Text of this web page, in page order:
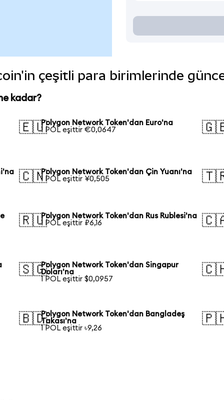
çeşitli para birimlerinde
kadar?
🇪🇺Polygon Network Token'dan Euro'na
1 POL eşittir €0,0647
🇨🇳Polygon Network Token'dan Çin Yuanı'na
1 POL eşittir ¥0,505
🇷🇺Polygon Network Token'dan Rus Rublesi'na
1 POL eşittir ₽6,16
🇸🇬Polygon Network Token'dan Singapur
Doları'na
1 POL eşittir $0,0957
🇧🇩Polygon Network Token'dan Bangladeş
Takası'na
1 POL eşittir ৳9,26